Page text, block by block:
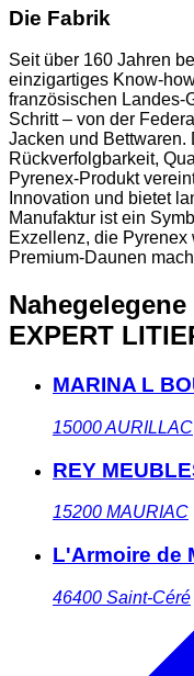
Die Fabrik
Seit über 160 Jahren
einzigartiges Know-
französischen Landes-
Schritt – von der
Jacken und Bettwaren.
Rückverfolgbarkeit,
Pyrenex-Produkt
Innovation und bietet
Manufaktur ist ein
Exzellenz, die
Premium-Daunen
EXPERT
MARINA L
15000AURILLAC
REY
15200 MAURIAC
L'Armoire de
46400 Saint-Céré